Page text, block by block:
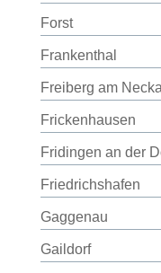
Forst
Frankenthal
Freiberg am
Frickenhausen
Fridingen an der
Friedrichshafen
Gaggenau
Gaildorf